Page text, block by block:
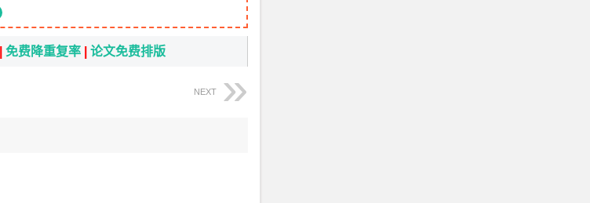
免费降重复率 论文免费排版
NEXT